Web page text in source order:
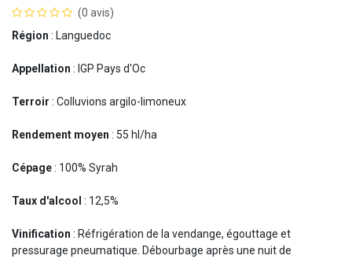
(0 avis)
Région : Languedoc
Appellation : IGP Pays d'Oc
Terroir : Colluvions argilo-limoneux
Rendement moyen : 55 hl/ha
Cépage: 100% Syrah
Taux d'alcool : 12,5%
Vinification : Réfrigération de la vendange, égouttage et
pressurage pneumatique. Débourbage après une nuit de